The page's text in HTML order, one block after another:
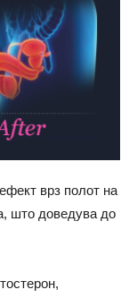
врз полот на
што доведува до